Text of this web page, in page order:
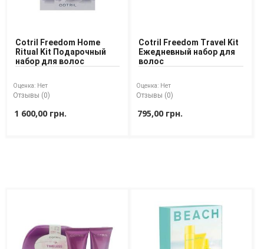
Cotril Freedom Home
Ritual Kit Подарочный
набор для волос
Оценка: Нет
Отзывы (0)
1 600,00 грн.
Cotril Freedom Travel Kit
Ежедневный набор для
волос
Оценка: Нет
Отзывы (0)
795,00 грн.